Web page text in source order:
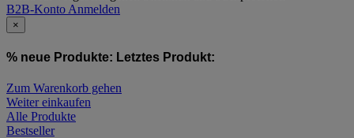
B2B-Konto Anmelden
×
% neue Produkte: Letztes Produkt:
Zum Warenkorb gehen
Weiter einkaufen
Alle Produkte
Bestseller